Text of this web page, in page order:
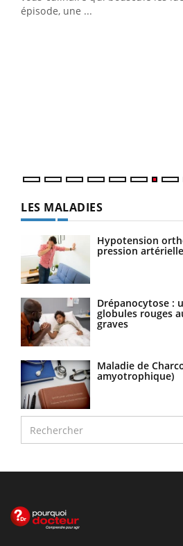
épisode, une ...
DRH et directeur ...
LES MALADIES
Hypotension
pression
Drépanocytose :
globules rouges
graves
Maladie de
amyotrophique)